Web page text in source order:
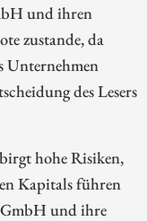
und ihren
zustande, da
Unternehmen
des Lesers
hohe Risiken,
Kapitals führen
und ihre